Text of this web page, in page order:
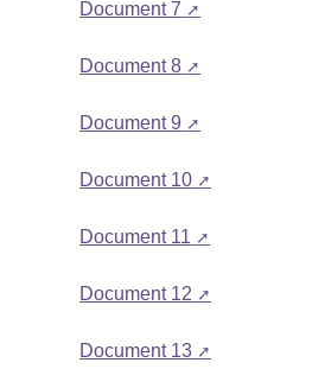
Document 7
Document 8
Document 9
Document 10
Document 11
Document 12
Document 13